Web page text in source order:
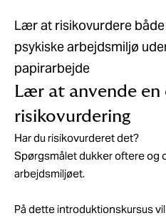
Lær at risikovurdere
psykiske arbejdsmiljø
papirarbejde
Lær at anvende
risikovurdering
Har du risikovurderet det?
Spørgsmålet dukker oftere og
arbejdsmiljøet.
På dette introduktionskursus